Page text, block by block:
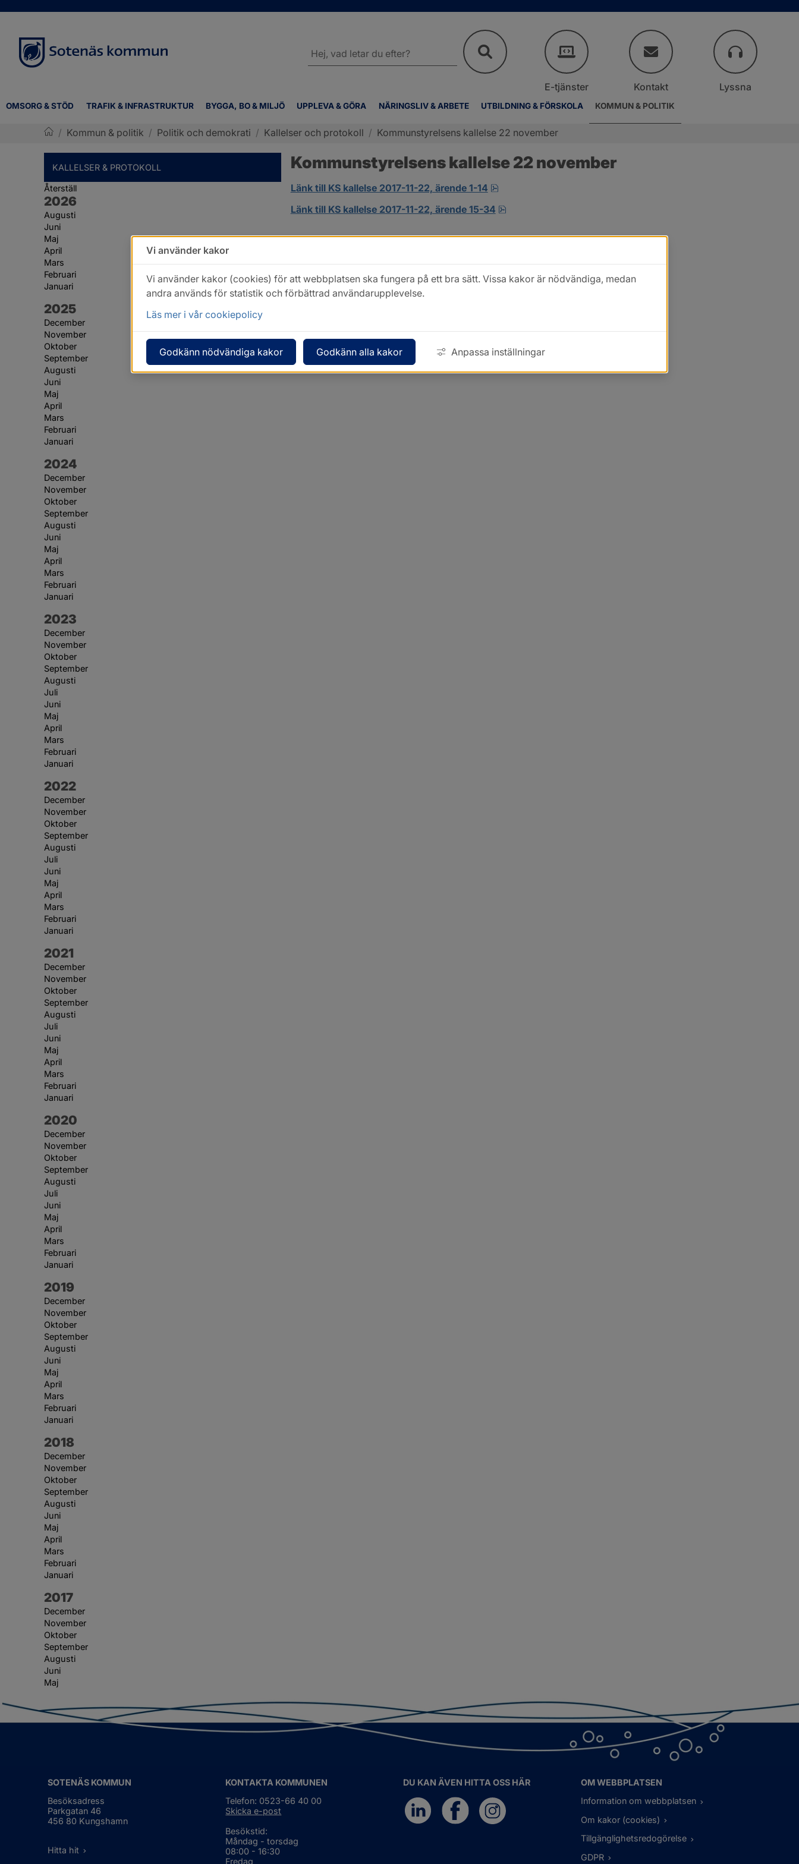
OMSORG & STÖD TRAFIK & INFRASTRUKTUR BYGGA, BO & MILJÖ UPPLEVA & GÖRA NÄRINGSLIV & ARBETE UTBILDNING & FÖRSKOLA KOMMUN & POLITIK
webbplatsen
E-tjänster Kontakt Lyssna
/ Kommun & politik / Politik och demokrati / Kallelser och protokoll / Kommunstyrelsens kallelse 22 november
KALLELSER & PROTOKOLL
Återställ
År:
2026
Augusti
Juni
Maj
April
Mars
Februari
Januari
År:
2025
December
November
Oktober
September
Augusti
Juni
Maj
April
Mars
Februari
Januari
År:
2024
December
November
Oktober
September
Augusti
Juni
Maj
April
Mars
Februari
Januari
År:
2023
December
November
Oktober
September
Augusti
Juli
Juni
Maj
April
Mars
Februari
Januari
År:
2022
December
November
Oktober
September
Augusti
Juli
Juni
Maj
April
Mars
Februari
Januari
År:
2021
December
November
Oktober
September
Augusti
Juli
Juni
Maj
April
Mars
Februari
Januari
År:
2020
December
November
Oktober
September
Augusti
Juli
Juni
Maj
April
Mars
Februari
Januari
År:
2019
December
November
Oktober
September
Augusti
Juni
Maj
April
Mars
Februari
Januari
År:
2018
December
November
Oktober
September
Augusti
Juni
Maj
April
Mars
Februari
Januari
År:
2017
December
November
Oktober
September
Augusti
Juni
Maj
Kommunstyrelsens kallelse 22 november
Länk till KS kallelse 2017-11-22, ärende 1-14
pdf.
Länk till KS kallelse 2017-11-22, ärende 15-34
pdf.
SOTENÄS KOMMUN
Besöksadress
Parkgatan 46
456 80 Kungshamn
Hitta hit
KONTAKTA KOMMUNEN
Telefon: 0523-66 40 00
Skicka e-post
Besökstid:
Måndag - torsdag
08:00 - 16:30
Fredag
DU KAN ÄVEN HITTA OSS HÄR
OM WEBBPLATSEN
Information om webbplatsen
Om kakor (cookies)
Tillgänglighetsredogörelse
GDPR
Vi använder kakor
Vi använder kakor (cookies) för att webbplatsen ska fungera på ett bra sätt. Vissa kakor är nödvändiga, medan
andra används för statistik och förbättrad användarupplevelse.
Läs mer i vår cookiepolicy
Godkänn nödvändiga kakor Godkänn alla kakor Anpassa inställningar